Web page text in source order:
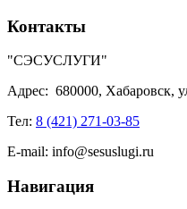
Контакты
"СЭСУСЛУГИ"
Адрес: 680000, Хабаровск,
Тел: 8 (421) 271-03-85
E-mail: info@sesuslugi.ru
Навигация